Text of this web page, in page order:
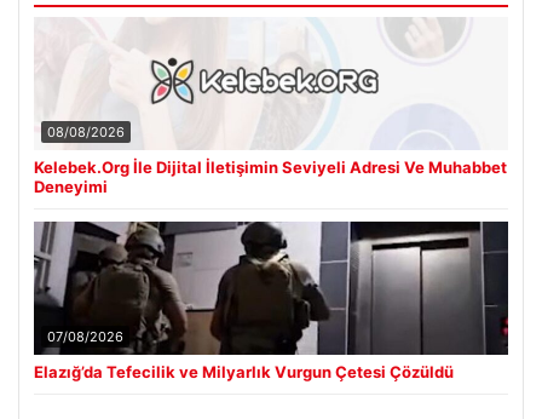
08/08/2026
Kelebek.Org İle Dijital İletişimin Seviyeli Adresi Ve Muhabbet
Deneyimi
07/08/2026
Elazığ’da Tefecilik ve Milyarlık Vurgun Çetesi Çözüldü